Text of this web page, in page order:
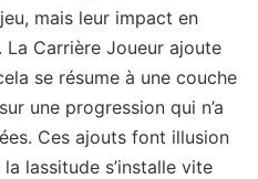
mais leur impact en
Carrière Joueur ajoute
se résume à une couche
une progression qui n’a
Ces ajouts font illusion
lassitude s’installe vite